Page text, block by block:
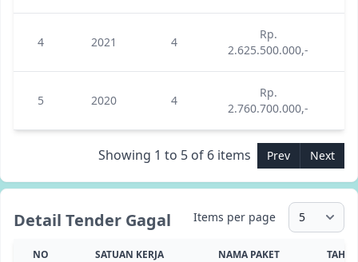
4 2021 4
Rp.
2.625.500.000,-
5 2020 4
Rp.
2.760.700.000,-
Showing 1 to 5 of 6 items Prev Next
Detail Tender Gagal Items per page
NO SATUAN KERJA NAMA PAKET